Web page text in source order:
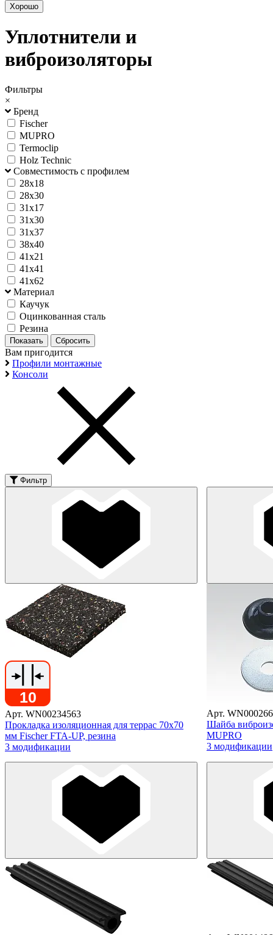
Хорошо
Уплотнители и
виброизоляторы
Фильтры
×
Бренд
Fischer
MUPRO
Termoclip
Holz Technic
Совместимость с профилем
28х18
28х30
31х17
31х30
31х37
38х40
41х21
41х41
41х62
Материал
Каучук
Оцинкованная сталь
Резина
Вам пригодится
Профили монтажные
Консоли
Фильтр
Арт. WN00234563
Прокладка изоляционная для террас 70x70
мм Fischer FTA-UP, резина
3 модификации
Арт.
Шайба
MUPRO
3 модификации